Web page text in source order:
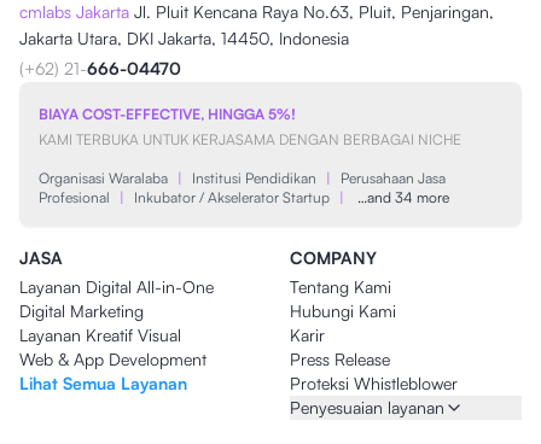
cmlabs Jakarta Jl. Pluit Kencana Raya No.63, Pluit, Penjaringan,
Jakarta Utara, DKI Jakarta, 14450, Indonesia
(+62) 21-666-04470
BIAYA COST-EFFECTIVE, HINGGA 5%!
KAMI TERBUKA UNTUK KERJASAMA DENGAN BERBAGAI NICHE
Organisasi Waralaba | Institusi Pendidikan |
Perusahaan Jasa
Profesional
| Inkubator / Akselerator Startup | …and 34 more
JASA
Layanan Digital All-in-One
Digital Marketing
Layanan Kreatif Visual
Web & App Development
Lihat Semua Layanan
COMPANY
Tentang Kami
Hubungi Kami
Karir
Press Release
Proteksi Whistleblower
Penyesuaian layanan